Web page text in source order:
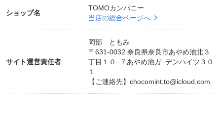
ショップ名
TOMOカンパニー
当店の総合ページへ
サイト運営責任者
岡部 ともみ
〒631-0032 奈良県奈良市あやめ池北３
丁目１０−７あやめ池ガ−デンハイツ３０
１
【ご連絡先】 chocomint.to@icloud.com